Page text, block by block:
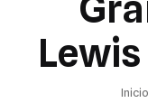
Inicio